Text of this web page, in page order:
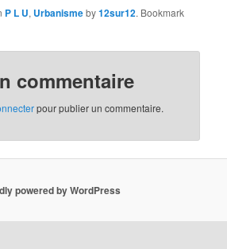
P L U, Urbanismeby12sur12. Bookmark
commentaire
pour publier un commentaire.
powered by WordPress